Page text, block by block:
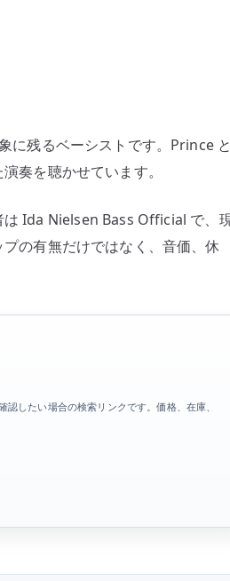
由
に残るベーシストです。Prince と
奏を聴かせています。
Ida Nielsen Bass Official で、
の有無だけではなく、音価、休
したい場合の検索リンクです。価格、在庫、